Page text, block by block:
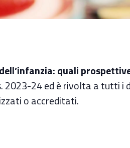
quali
24 ed è rivolta a tutti i
o accreditati.